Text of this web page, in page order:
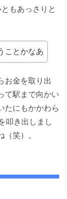
もあっさりと
ことかなあ
お金を取り出
て駅まで向かい
たにもかかわら
叩き出しまし
笑）。